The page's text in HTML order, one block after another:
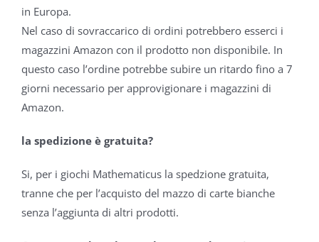
in Europa.
Nel caso di sovraccarico di ordini potrebbero esserci i
magazzini Amazon con il prodotto non disponibile. In
questo caso l’ordine potrebbe subire un ritardo fino a 7
giorni necessario per approvigionare i magazzini di
Amazon.
la spedizione è gratuita?
Si, per i giochi Mathematicus la spedzione gratuita,
tranne che per l’acquisto del mazzo di carte bianche
senza l’aggiunta di altri prodotti.